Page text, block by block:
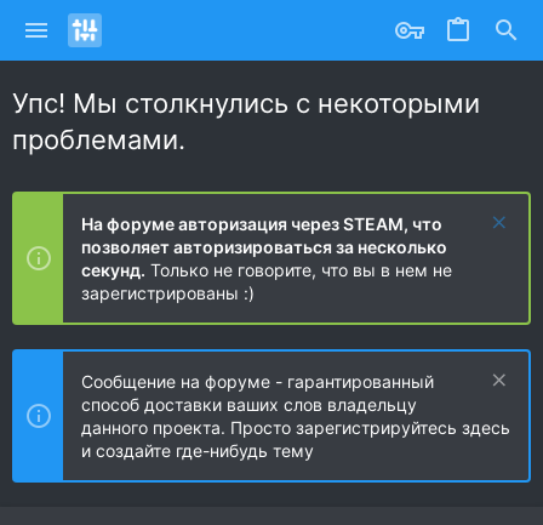
Упс! Мы столкнулись с некоторыми
проблемами.
На форуме авторизация через STEAM, что
позволяет авторизироваться за несколько
секунд. Только не говорите, что вы в нем не
зарегистрированы :)
Сообщение на форуме - гарантированный
способ доставки ваших слов владельцу
данного проекта. Просто зарегистрируйтесь здесь
и создайте где-нибудь тему